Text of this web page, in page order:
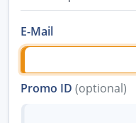
E-Mail
Promo ID (optional)